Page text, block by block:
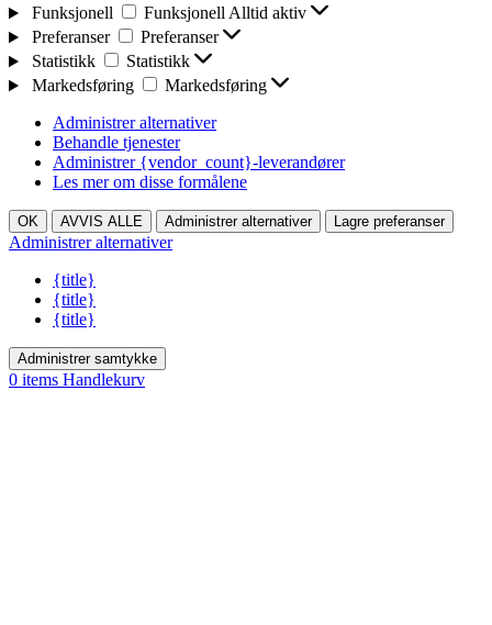
Funksjonell
Funksjonell Alltid aktiv
Preferanser
Preferanser
Statistikk
Statistikk
Markedsføring
Markedsføring
Administrer alternativer
Behandle tjenester
Administrer {vendor_count}-leverandører
Les mer om disse formålene
OK AVVIS ALLE Administrer alternativer Lagre preferanser
Administrer alternativer
{title}
{title}
{title}
Administrer samtykke
0 items Handlekurv